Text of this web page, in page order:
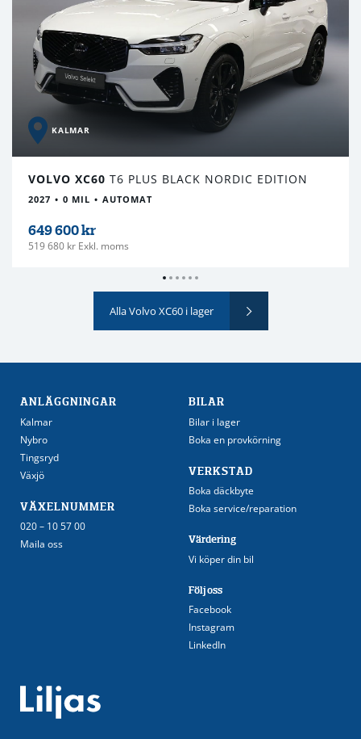
KALMAR
VOLVO XC60 T6 PLUS BLACK NORDIC EDITION
2027 0 MIL AUTOMAT
649 600 kr
519 680 kr Exkl. moms
Alla Volvo XC60 i lager
ANLÄGGNINGAR
Kalmar
Nybro
Tingsryd
Växjö
VÄXELNUMMER
020 – 10 57 00
Maila oss
BILAR
Bilar i lager
Boka en provkörning
VERKSTAD
Boka däckbyte
Boka service/reparation
Värdering
Vi köper din bil
Följ oss
Facebook
Instagram
LinkedIn